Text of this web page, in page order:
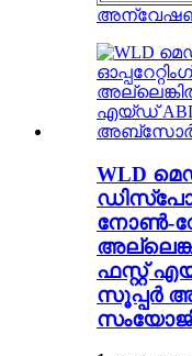
WLD
നോൺ-
ഫസ്റ്റ്
സൂപ്പർ